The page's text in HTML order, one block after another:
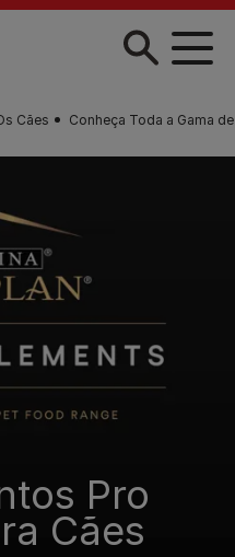
Cães Conheça Toda a Gama
Pro
Cães